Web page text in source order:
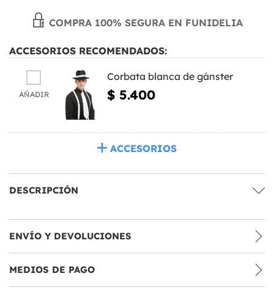
COMPRA 100% SEGURA EN FUNIDELIA
ACCESORIOS RECOMENDADOS:
AÑADIR
Corbata blanca de gánster
$ 5.400
ACCESORIOS
DESCRIPCIÓN
ENVÍO Y DEVOLUCIONES
MEDIOS DE PAGO